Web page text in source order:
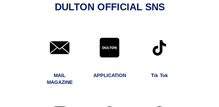
DULTON OFFICIAL SNS
MAIL
MAGAZINE
APPLICATION Tik Tok